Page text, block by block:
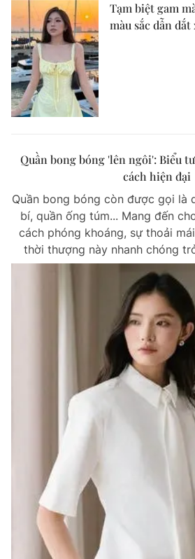
Tạm biệt gam
màu sắc dẫn
Quần bong bóng 'lên ngôi': Biểu
cách hiện đại
Quần bong bóng còn được gọi là
bí, quần ống túm... Mang đến
cách phóng khoáng, sự thoải
thời thượng này nhanh chóng